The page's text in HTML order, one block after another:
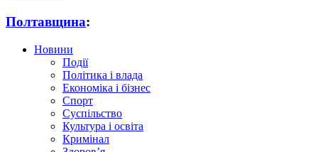
Полтавщина:
Новини
Події
Політика і влада
Економіка і бізнес
Спорт
Суспільство
Культура і освіта
Кримінал